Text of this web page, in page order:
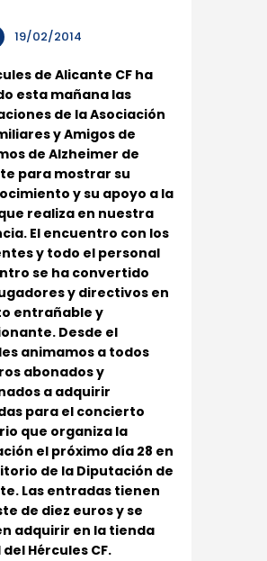
19/02/2014
de Alicante CF ha
esta mañana las
de la Asociación
y Amigos de
de Alzheimer de
para mostrar su
y su apoyo a la
realiza en nuestra
El encuentro con los
y todo el personal
se ha convertido
y directivos en
entrañable y
Desde el
animamos a todos
abonados y
a adquirir
para el concierto
que organiza la
el próximo día 28 en
de la Diputación de
Las entradas tienen
de diez euros y se
adquirir en la tienda
Hércules CF.